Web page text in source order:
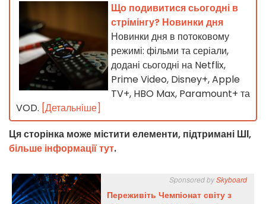
Що подивитися сьогодні в
стрімінгу? Новинки дня
Новинки дня в потоковому
режимі: фільми та серіали,
додані сьогодні на Netflix,
Prime Video, Disney+, Apple
TV+, HBO Max, Paramount+ та
VOD. [Детальніше]
Ця сторінка може містити елементи, підтримані ШІ,
більше інформації тут.